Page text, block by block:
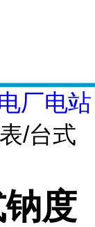
厂电站
/台式
度